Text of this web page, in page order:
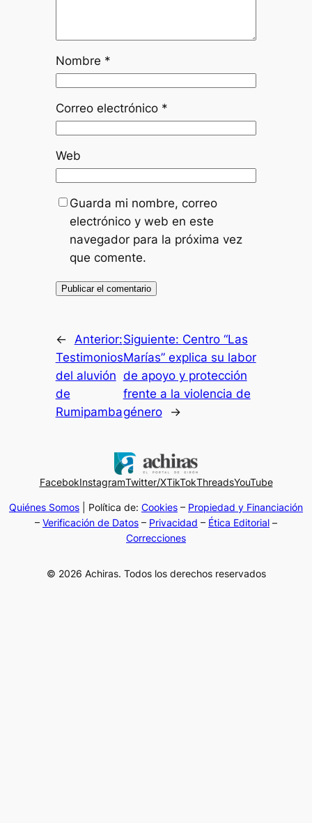
Nombre *
Correo electrónico *
Web
Guarda mi nombre, correo
electrónico y web en este
navegador para la próxima vez
que comente.
← Anterior:
Testimonios
del aluvión
de
Rumipamba
Siguiente: Centro “Las
Marías” explica su labor
de apoyo y protección
frente a la violencia de
género
→
FacebokInstagramTwitter/XTikTokThreadsYouTube
Quiénes Somos | Política de: Cookies – Propiedad y Financiación
– Verificación de Datos – Privacidad – Ética Editorial –
Correcciones
© 2026 Achiras. Todos los derechos reservados